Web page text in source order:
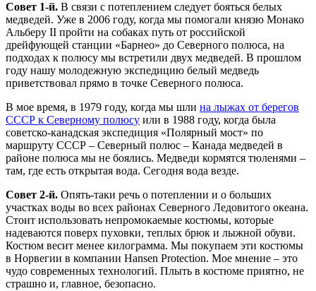
Совет 1-й. В связи с потеплением следует бояться белых
медведей. Уже в 2006 году, когда мы помогали князю Монако
Альберу II пройти на собаках путь от российской
дрейфующей станции «Барнео» до Северного полюса, на
подходах к полюсу мы встретили двух медведей. В прошлом
году нашу молодежную экспедицию белый медведь
приветствовал прямо в точке Северного полюса.
В мое время, в 1979 году, когда мы шли на лыжах от берегов
СССР к Северному полюсу или в 1988 году, когда была
советско-канадская экспедиция «Полярный мост» по
маршруту СССР – Северный полюс – Канада медведей в
районе полюса мы не боялись. Медведи кормятся тюленями –
там, где есть открытая вода. Сегодня вода везде.
Совет 2-й. Опять-таки речь о потеплении и о больших
участках воды во всех районах Северного Ледовитого океана.
Стоит использовать непромокаемые костюмы, которые
надеваются поверх пуховки, теплых брюк и лыжной обуви.
Костюм весит менее килограмма. Мы покупаем эти костюмы
в Норвегии в компании Hansen Protection. Мое мнение – это
чудо современных технологий. Плыть в костюме приятно, не
страшно и, главное, безопасно.